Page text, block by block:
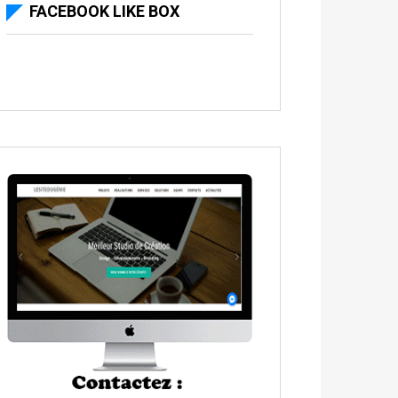
FACEBOOK LIKE BOX